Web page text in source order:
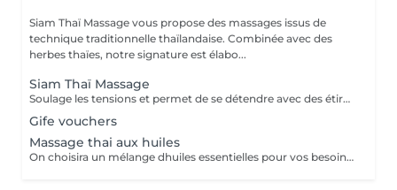
Siam Thaï Massage vous propose des massages issus de
technique traditionnelle thaïlandaise. Combinée avec des
herbes thaïes, notre signature est élabo...
Siam Thaï Massage
Soulage les tensions et permet de se détendre avec des étirements délicats de votre corps pour améliorer la mobilité et la flexibilité, suivie par les techniques de massage thaï par des pressions, sans utilisation dhuile.
Gife vouchers
Massage thai aux huiles
On choisira un mélange dhuiles essentielles pour vos besoins physiques. Un massage thérapeutique à laide dune technique spéciale pour vider les poches de liquide lymphatique et de rétention deau. Ce traitement est conçu pour aider à stimuler la circulation et daccroître la capacité du corps à éliminer les toxines et à absorber les éléments nutritifs. Vos huiles essentielles préférées peuvent être sélectionnées à votre arrivée.